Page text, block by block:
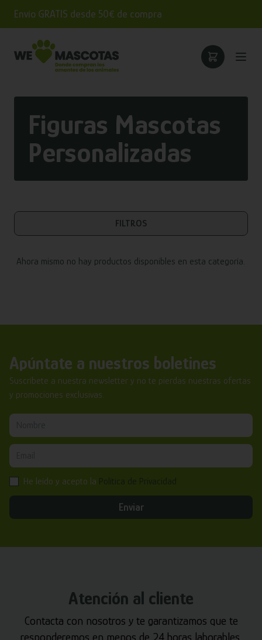
Envío GRATIS desde 50€ de compra
Figuras Mascotas
Personalizadas
FILTROS
Ahora mismo no hay productos disponibles en esta categoría.
Apúntate a nuestros boletines
Suscríbete a nuestra newsletter y no te pierdas nuestras ofertas
y promociones exclusivas.
He leído y acepto la
Enviar
Atención al cliente
Contacta con nosotros y te garantizamos que te
responderemos en menos de 24 horas laborables.